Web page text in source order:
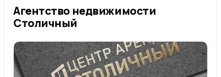
Агентство недвижимости
Столичный